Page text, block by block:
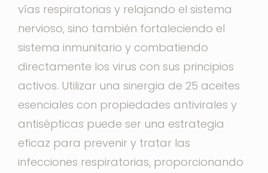
vías respiratorias y relajando el sistema
nervioso, sino también fortaleciendo el
sistema inmunitario y combatiendo
directamente los virus con sus principios
activos. Utilizar una sinergia de 25 aceites
esenciales con propiedades antivirales y
antisépticas puede ser una estrategia
eficaz para prevenir y tratar las
infecciones respiratorias, proporcionando